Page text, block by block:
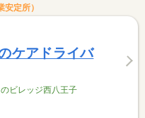
定所）
ケアドライバ
ビレッジ西八王子